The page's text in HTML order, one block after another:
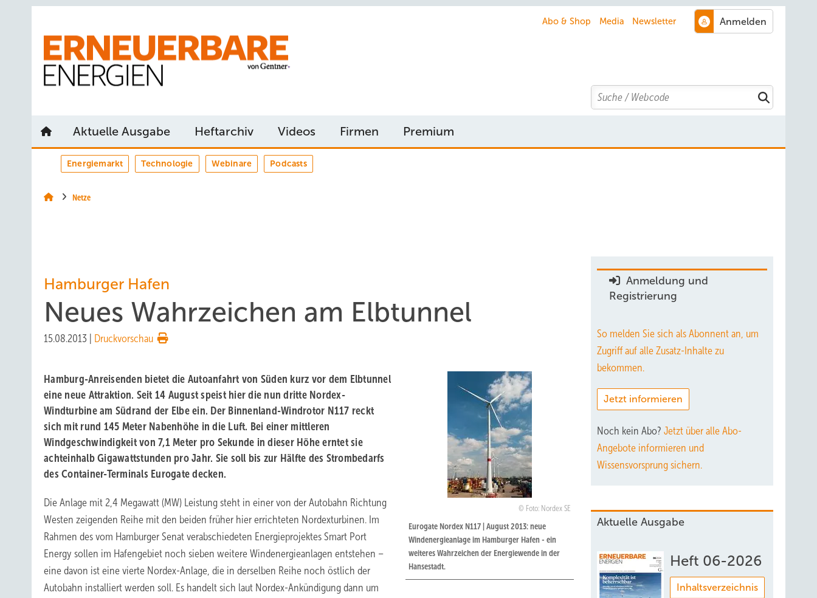
Abo & Shop Media Newsletter
Search
Aktuelle Ausgabe Heftarchiv Videos Firmen Premium
Energiemarkt Technologie Webinare Podcasts
Netze
Hamburger Hafen
Neues Wahrzeichen am Elbtunnel
15.08.2013 Druckvorschau
Foto: Nordex SE
Eurogate Nordex N117 | August 2013: neue
Windenergieanlage im Hamburger Hafen - ein
weiteres Wahrzeichen der Energiewende in der
Hansestadt.
Hamburg-Anreisenden bietet die Autoanfahrt von Süden kurz vor dem Elbtunnel
eine neue Attraktion. Seit 14 August speist hier die nun dritte Nordex-
Windturbine am Südrand der Elbe ein. Der Binnenland-Windrotor N117 reckt
sich mit rund 145 Meter Nabenhöhe in die Luft. Bei einer mittleren
Windgeschwindigkeit von 7,1 Meter pro Sekunde in dieser Höhe erntet sie
achteinhalb Gigawattstunden pro Jahr. Sie soll bis zur Hälfte des Strombedarfs
des Container-Terminals Eurogate decken.
Die Anlage mit 2,4 Megawatt (MW) Leistung steht in einer von der Autobahn Richtung
Westen zeigenden Reihe mit den beiden früher hier errichteten Nordexturbinen. Im
Rahmen des vom Hamburger Senat verabschiedeten Energieprojektes Smart Port
Energy sollen im Hafengebiet noch sieben weitere Windenergieanlagen entstehen –
eine davon ist eine vierte Nordex-Anlage, die in derselben Reihe noch östlich der
Autobahn installiert werden soll. Es handelt sich laut Nordex-Ankündigung dann um
Anmeldung und
Registrierung
So melden Sie sich als Abonnent an, um
Zugriff auf alle Zusatz-Inhalte zu
bekommen.
Jetzt informieren
Noch kein Abo? Jetzt über alle Abo-
Angebote informieren und
Wissensvorsprung sichern.
Aktuelle Ausgabe
Heft 06-2026
Inhaltsverzeichnis